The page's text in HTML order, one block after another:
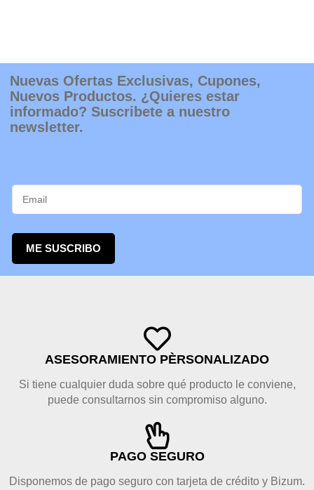
Nuevas Ofertas Exclusivas, Cupones,
Nuevos Productos. ¿Quieres estar
informado? Suscribete a nuestro
newsletter.
ME SUSCRIBO
ASESORAMIENTO PÈRSONALIZADO
Si tiene cualquier duda sobre qué producto le conviene,
puede consultarnos sin compromiso alguno.
PAGO SEGURO
Disponemos de pago seguro con tarjeta de crédito y Bizum.